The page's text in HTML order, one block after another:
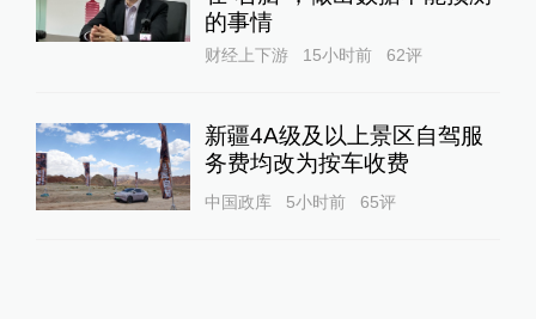
的事情
财经上下游 15小时前 62评
新疆4A级及以上景区自驾服
务费均改为按车收费
中国政库 5小时前 65评